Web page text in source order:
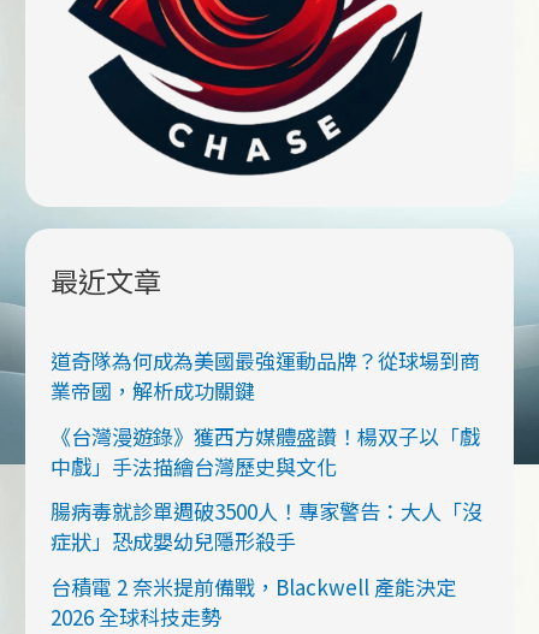
最近文章
道奇隊為何成為美國最強運動品牌？從球場到商
業帝國，解析成功關鍵
《台灣漫遊錄》獲西方媒體盛讚！楊双子以「戲
中戲」手法描繪台灣歷史與文化
腸病毒就診單週破3500人！專家警告：大人「沒
症狀」恐成嬰幼兒隱形殺手
台積電 2 奈米提前備戰，Blackwell 產能決定
2026 全球科技走勢